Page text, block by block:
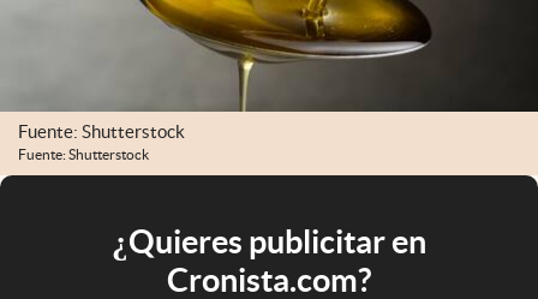
Fuente: Shutterstock
Fuente: Shutterstock
¿Quieres publicitar en
Cronista.com?